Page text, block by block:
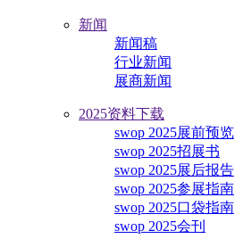
新闻
新闻稿
行业新闻
展商新闻
2025资料下载
swop 2025展前预览
swop 2025招展书
swop 2025展后报告
swop 2025参展指南
swop 2025口袋指南
swop 2025会刊